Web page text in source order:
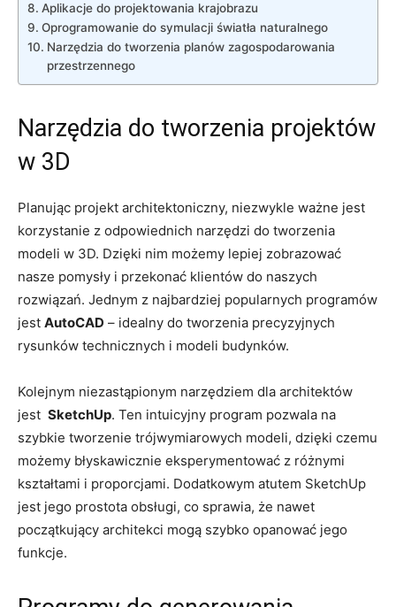
Aplikacje ‌do projektowania krajobrazu
Oprogramowanie do ⁣symulacji światła naturalnego
Narzędzia do tworzenia planów zagospodarowania​
przestrzennego
Narzędzia do tworzenia projektów
w 3D
Planując ‍projekt architektoniczny, niezwykle ważne jest
korzystanie ⁢z odpowiednich narzędzi⁣ do tworzenia
modeli w 3D. ⁤Dzięki nim możemy lepiej⁣ zobrazować
nasze pomysły i ⁤przekonać klientów ⁤do naszych‌
rozwiązań. Jednym z najbardziej ⁤popularnych ⁢programów
jest AutoCAD – ​idealny do tworzenia precyzyjnych
rysunków ⁤technicznych i modeli budynków.
Kolejnym niezastąpionym narzędziem dla architektów
jest ⁣ SketchUp. Ten intuicyjny program pozwala na
szybkie tworzenie trójwymiarowych ‌modeli, dzięki czemu
​możemy błyskawicznie eksperymentować z różnymi
‍kształtami i proporcjami. Dodatkowym atutem SketchUp
jest jego prostota obsługi,⁢ co sprawia, że ‌nawet
‌początkujący architekci mogą szybko opanować ​jego
‌funkcje.